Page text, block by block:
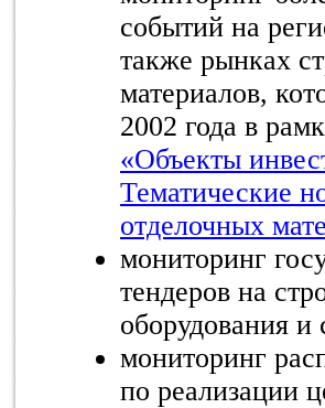
событий на
также рынках
материалов,
2002 года в
«Объекты
Тематические
отделочных
мониторинг
тендеров на
оборудования и
мониторинг
по реализации